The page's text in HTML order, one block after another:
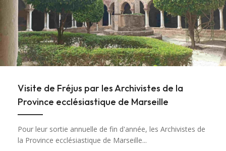
Visite de Fréjus par les Archivistes de la
Province ecclésiastique de Marseille
Pour leur sortie annuelle de fin d'année, les Archivistes de
la Province ecclésiastique de Marseille...